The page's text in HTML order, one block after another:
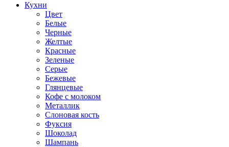
Кухни
Цвет
Белые
Черные
Желтые
Красные
Зеленые
Серые
Бежевые
Глянцевые
Кофе с молоком
Металлик
Слоновая кость
Фуксия
Шоколад
Шампань